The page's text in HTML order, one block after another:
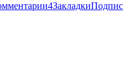
4Закладки